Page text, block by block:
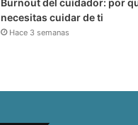
Burnout del cuidador: por
necesitas cuidar de ti
Hace 3 semanas